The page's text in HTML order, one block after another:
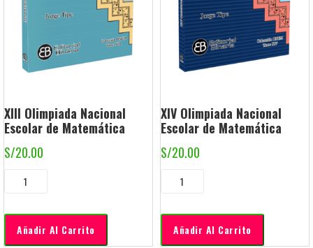
XIII Olimpiada Nacional
Escolar de Matemática
S/20.00
Añadir Al Carrito
XIV Olimpiada Nacional
Escolar de Matemática
S/20.00
Añadir Al Carrito